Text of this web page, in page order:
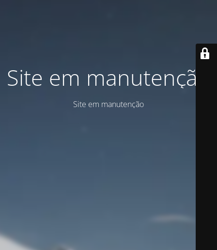
Site em manutenção
Site em manutenção